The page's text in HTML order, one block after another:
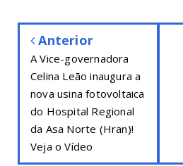
Anterior
A Vice-governadora
Celina Leão inaugura a
nova usina fotovoltaica
do Hospital Regional
da Asa Norte (Hran)!
Veja o Vídeo